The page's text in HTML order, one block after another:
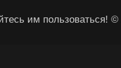
им пользоваться! ©